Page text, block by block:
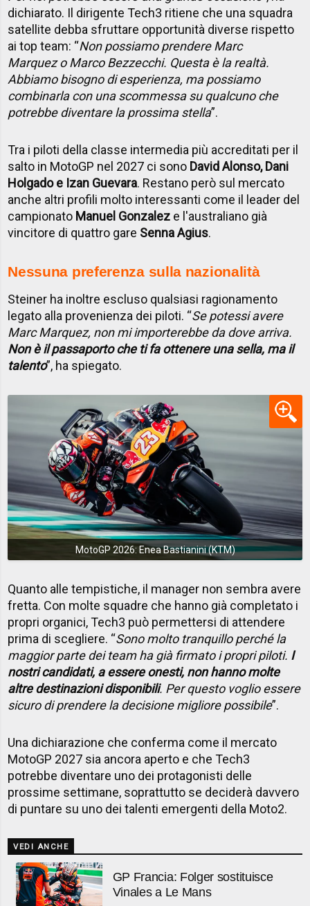
dichiarato. Il dirigente Tech3 ritiene che una squadra
satellite debba sfruttare opportunità diverse rispetto
ai top team: “Non possiamo prendere Marc
Marquez o Marco Bezzecchi. Questa è la realtà.
Abbiamo bisogno di esperienza, ma possiamo
combinarla con una scommessa su qualcuno che
potrebbe diventare la prossima stella”.
Tra i piloti della classe intermedia più accreditati per il
salto in MotoGP nel 2027 ci sono David Alonso, Dani
Holgado e Izan Guevara. Restano però sul mercato
anche altri profili molto interessanti come il leader del
campionato Manuel Gonzalez e l'australiano già
vincitore di quattro gare Senna Agius.
Nessuna preferenza sulla nazionalità
Steiner ha inoltre escluso qualsiasi ragionamento
legato alla provenienza dei piloti. “Se potessi avere
Marc Marquez, non mi importerebbe da dove arriva.
Non è il passaporto che ti fa ottenere una sella, ma il
talento”, ha spiegato.
MotoGP 2026: Enea Bastianini (KTM)
Quanto alle tempistiche, il manager non sembra avere
fretta. Con molte squadre che hanno già completato i
propri organici, Tech3 può permettersi di attendere
prima di scegliere. “Sono molto tranquillo perché la
maggior parte dei team ha già firmato i propri piloti. I
nostri candidati, a essere onesti, non hanno molte
altre destinazioni disponibili. Per questo voglio essere
sicuro di prendere la decisione migliore possibile”.
Una dichiarazione che conferma come il mercato
MotoGP 2027 sia ancora aperto e che Tech3
potrebbe diventare uno dei protagonisti delle
prossime settimane, soprattutto se deciderà davvero
di puntare su uno dei talenti emergenti della Moto2.
VEDI ANCHE
GP Francia: Folger sostituisce
Vinales a Le Mans